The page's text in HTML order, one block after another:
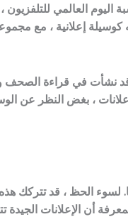
العالمي للتلفزيون
نشأت في قراءة الصحف
لسوء الحظ ، قد